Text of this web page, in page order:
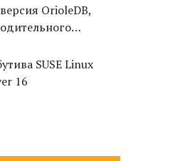
OrioleDB,
для PostgreSQL
SUSE Linux
16